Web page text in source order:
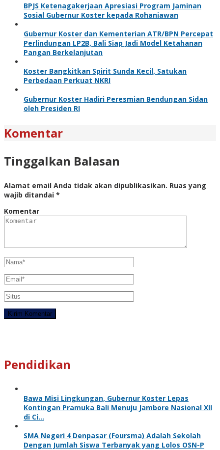
BPJS Ketenagakerjaan Apresiasi Program Jaminan
Sosial Gubernur Koster kepada Rohaniawan
Gubernur Koster dan Kementerian ATR/BPN Percepat
Perlindungan LP2B, Bali Siap Jadi Model Ketahanan
Pangan Berkelanjutan
Koster Bangkitkan Spirit Sunda Kecil, Satukan
Perbedaan Perkuat NKRI
Gubernur Koster Hadiri Peresmian Bendungan Sidan
oleh Presiden RI
Komentar
Tinggalkan Balasan
Alamat email Anda tidak akan dipublikasikan. Ruas yang
wajib ditandai *
Komentar
Pendidikan
Bawa Misi Lingkungan, Gubernur Koster Lepas
Kontingan Pramuka Bali Menuju Jambore Nasional XII
di Ci…
SMA Negeri 4 Denpasar (Foursma) Adalah Sekolah
Dengan Jumlah Siswa Terbanyak yang Lolos OSN-P